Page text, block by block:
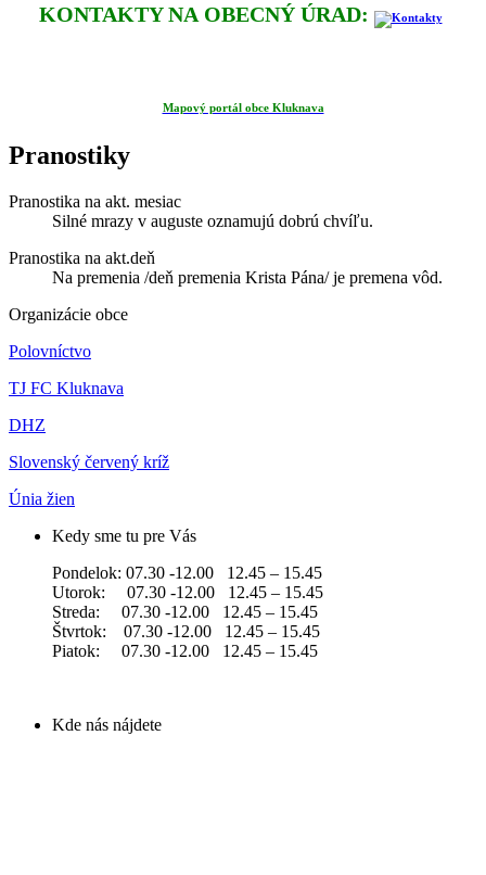
KONTAKTY NA OBECNÝ ÚRAD:
Mapový portál obce Kluknava
Pranostiky
Pranostika na akt. mesiac
Silné mrazy v auguste oznamujú dobrú chvíľu.
Pranostika na akt.deň
Na premenia /deň premenia Krista Pána/ je premena vôd.
Organizácie obce
Polovníctvo
TJ FC Kluknava
DHZ
Slovenský červený kríž
Únia žien
Kedy sme tu pre Vás
Pondelok: 07.30 -12.00 12.45 – 15.45
Utorok: 07.30 -12.00 12.45 – 15.45
Streda: 07.30 -12.00 12.45 – 15.45
Štvrtok: 07.30 -12.00 12.45 – 15.45
Piatok: 07.30 -12.00 12.45 – 15.45
Kde nás nájdete